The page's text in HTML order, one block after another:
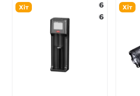
Хіт
6
6
Хіт